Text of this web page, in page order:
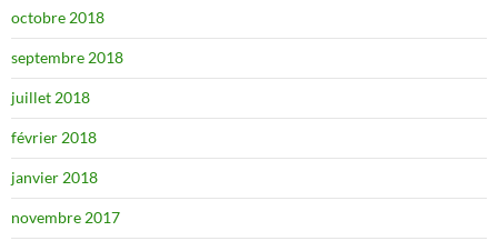
octobre 2018
septembre 2018
juillet 2018
février 2018
janvier 2018
novembre 2017